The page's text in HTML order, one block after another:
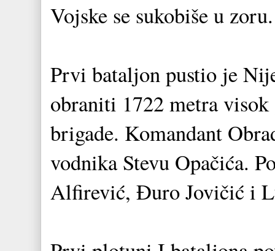
Vojske se sukobiše u zoru.
Prvi bataljon pustio je
obraniti 1722 metra
brigade. Komandant
vodnika Stevu Opačića.
Alfirević, Đuro Jovičić i